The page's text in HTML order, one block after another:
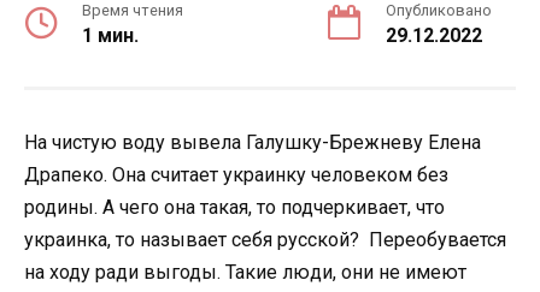
Время чтения
1 мин.
Опубликовано
29.12.2022
На чистую воду вывела Галушку-Брежневу Елена
Драпеко. Она считает украинку человеком без
родины. А чего она такая, то подчеркивает, что
украинка, то называет себя русской? Переобувается
на ходу ради выгоды. Такие люди, они не имеют